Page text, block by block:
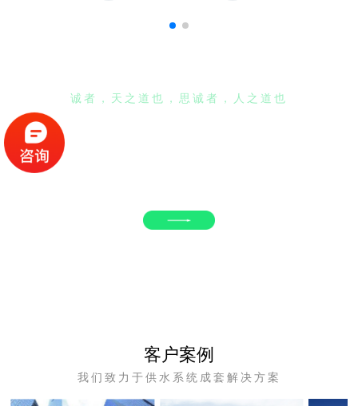
诚者，天之道也，思诚者，人之道也
山西富邦给水暖通设备有限公司成立于2010年，专业从事******、节能、
高可靠性的供水设备、供热机组的生产、销售、安装及售后服务。公司目
前经营的项目有：YQGF（X）智能（叠压）无负压给水设备、YQGH变
公司产品广泛服务于高层建筑、工矿企业、党政机关、科研院所等国民生
产、生活的各个领域；
客户案例
我们致力于供水系统成套解决方案